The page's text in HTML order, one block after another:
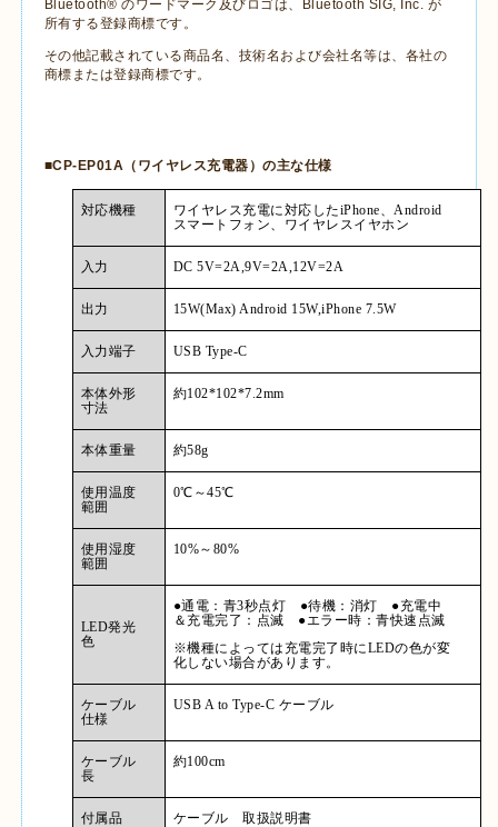
Bluetooth®のワードマーク及びロゴは、 Bluetooth SIG, Inc. が
所有する登録商標です。
その他記載されている商品名、技術名および会社名等は、各社の
商標または登録商標です。
■CP-EP01A （ワイヤレス充電器）の主な仕様
対応機種 ワイヤレス充電に対応したiPhone
Android
スマートフォン、ワイヤレスイヤホン
入力 DC 5V=2A,9V=2A,12V=2A
出力 15W(Max) Android 15W,iPhone 7.5W
入力端子 USB Type-C
本体外形
寸法
約102*102*7.2mm
本体重量 約58g
使用温度
範囲
0℃～45℃
使用湿度
範囲
10%～ 80%
LED発光
色
●通電：青3秒点灯 ●待機：消灯 ●充電中
＆充電完了：点滅 ●エラー時：青快速点滅
※機種によっては充電完了時にLEDの色が変
化しない場合があります。
ケーブル
仕様
USB A to Type-C ケーブル
ケーブル
長
約100cm
付属品 ケーブル 取扱説明書